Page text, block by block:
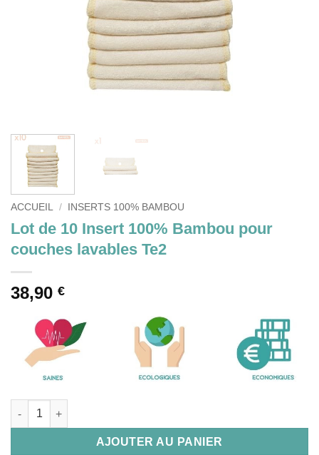
ACCUEIL / INSERTS 100% BAMBOU
Lot de 10 Insert 100% Bambou pour
couches lavables Te2
38,90 €
quantité de Lot de 10 Insert 100% Bambou pour couches
AJOUTER AU PANIER